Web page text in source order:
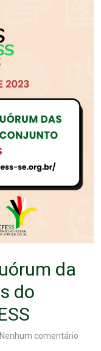
da
do
Nenhum comentário